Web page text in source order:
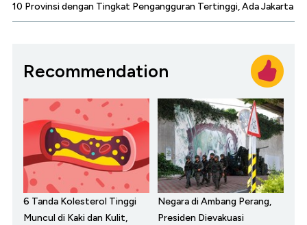
10 Provinsi dengan Tingkat Pengangguran Tertinggi, Ada Jakarta
Recommendation
6 Tanda Kolesterol Tinggi
Muncul di Kaki dan Kulit,
Negara di Ambang Perang,
Presiden Dievakuasi